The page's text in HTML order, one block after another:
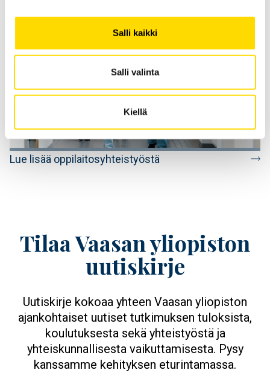
Salli kaikki
Salli valinta
Kiellä
Lue lisää oppilaitosyhteistyöstä
Tilaa Vaasan yliopiston
uutiskirje
Uutiskirje kokoaa yhteen Vaasan yliopiston
ajankohtaiset uutiset tutkimuksen tuloksista,
koulutuksesta sekä yhteistyöstä ja
yhteiskunnallisesta vaikuttamisesta. Pysy
kanssamme kehityksen eturintamassa.